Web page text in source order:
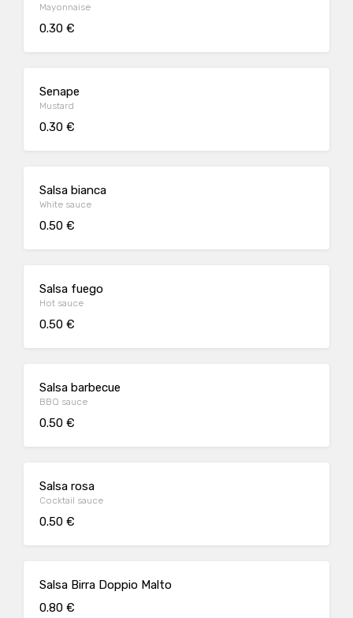
Mayonnaise
0.30 €
Senape
Mustard
0.30 €
Salsa bianca
White sauce
0.50 €
Salsa fuego
Hot sauce
0.50 €
Salsa barbecue
BBQ sauce
0.50 €
Salsa rosa
Cocktail sauce
0.50 €
Salsa Birra Doppio Malto
0.80 €